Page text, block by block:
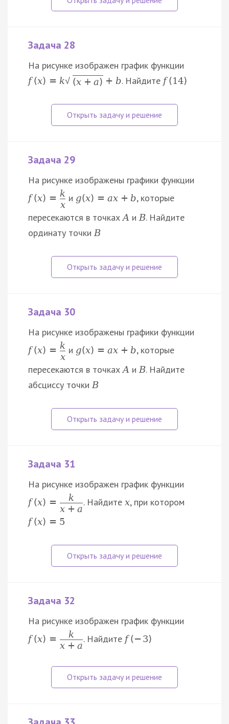
Задача 28
На рисунке изображен график функции
f (x) = k√ (x + a) + b. Найдите f (14)
Задача 29
На рисунке изображены графики функции
f (x) = k
x
и g(x) = ax + b, которые
пересекаются в точках A и B. Найдите
ординату точки B
Задача 30
На рисунке изображены графики функции
f (x) = k
x
и g(x) = ax + b, которые
пересекаются в точках A и B. Найдите
абсциссу точки B
Задача 31
На рисунке изображен график функции
f (x) =
k
x + a
. Найдите x, при котором
f (x) = 5
Задача 32
На рисунке изображен график функции
f (x) =
k
x + a
. Найдите f (−3)